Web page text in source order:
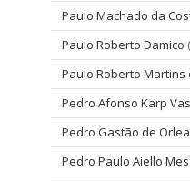
Paulo Machado da
Paulo Roberto Damico
Paulo Roberto Martins
Pedro Afonso Karp
Pedro Gastão de
Pedro Paulo Aiello